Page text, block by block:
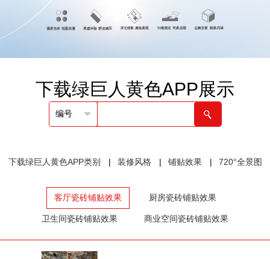
下载绿巨人黄色APP展示
下载绿巨人黄色APP类别 装修风格 铺贴效果 720°全景图
客厅瓷砖铺贴效果 厨房瓷砖铺贴效果
卫生间瓷砖铺贴效果 商业空间瓷砖铺贴效果